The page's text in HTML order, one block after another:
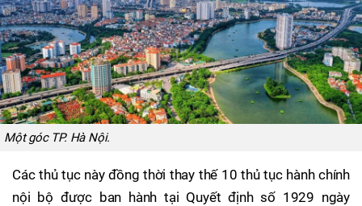
Một góc TP. Hà Nội.
Các thủ tục này đồng thời thay thế 10 thủ tục hành chính
nội bộ được ban hành tại Quyết định số 1929 ngày